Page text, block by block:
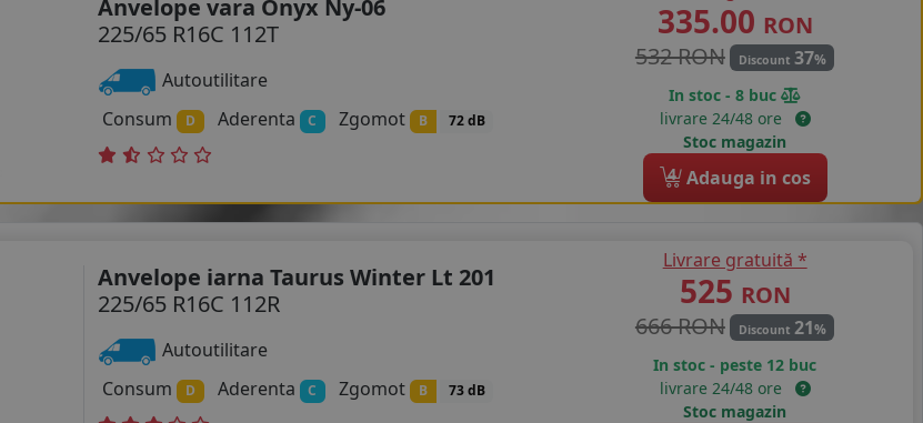
Anvelope vara Onyx Ny-06
225/65 R16C 112T
Autoutilitare
Consum
D Aderenta C Zgomot B 72 dB
335.00 RON
532 RON
Discount 37%
In stoc - 8 buc
livrare 24/48 ore
Stoc magazin
4 Adauga in cos
Anvelope iarna Taurus Winter Lt 201
225/65 R16C 112R
Autoutilitare
Consum
D Aderenta C Zgomot B 73 dB
Livrare gratuită *
525 RON
666 RON
Discount 21%
In stoc - peste 12 buc
livrare 24/48 ore
Stoc magazin